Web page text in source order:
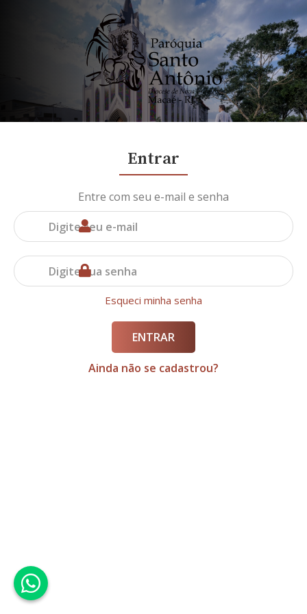
Entrar
Entre com seu e-mail e senha
Esqueci minha senha
ENTRAR
Ainda não se cadastrou?